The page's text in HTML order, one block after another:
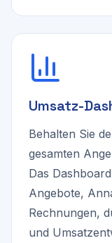
Umsatz-
Behalten Sie
gesamten
Das
Angebote,
Rechnungen,
und